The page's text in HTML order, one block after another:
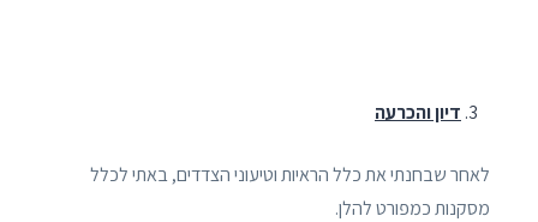
דיון והכרעה
לאחר שבחנתי את כלל הראיות וטיעוני הצדדים, באתי לכלל
מסקנות כמפורט להלן.